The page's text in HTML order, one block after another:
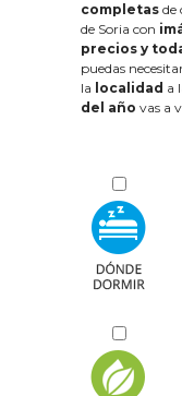
completas de
de Soria con
precios y
puedas
la localidad a
del año vas a